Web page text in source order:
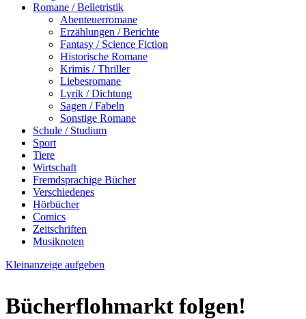
Romane / Belletristik
Abenteuerromane
Erzählungen / Berichte
Fantasy / Science Fiction
Historische Romane
Krimis / Thriller
Liebesromane
Lyrik / Dichtung
Sagen / Fabeln
Sonstige Romane
Schule / Studium
Sport
Tiere
Wirtschaft
Fremdsprachige Bücher
Verschiedenes
Hörbücher
Comics
Zeitschriften
Musiknoten
Kleinanzeige aufgeben
Bücherflohmarkt folgen!